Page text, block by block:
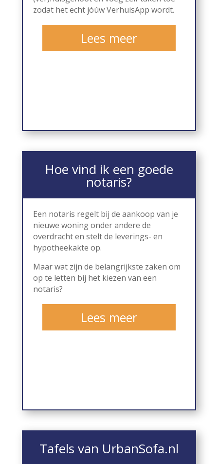
zodat het echt jóúw VerhuisApp wordt.
Lees meer
Hoe vind ik een goede
notaris?
Een notaris regelt bij de aankoop van je
nieuwe woning onder andere de
overdracht en stelt de leverings- en
hypotheekakte op.
Maar wat zijn de belangrijkste zaken om
op te letten bij het kiezen van een
notaris?
Lees meer
Tafels van UrbanSofa.nl